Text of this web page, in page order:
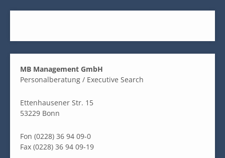
MB Management GmbH
Personalberatung / Executive Search
Ettenhausener Str. 15
53229 Bonn
Fon (0228) 36 94 09-0
Fax (0228) 36 94 09-19